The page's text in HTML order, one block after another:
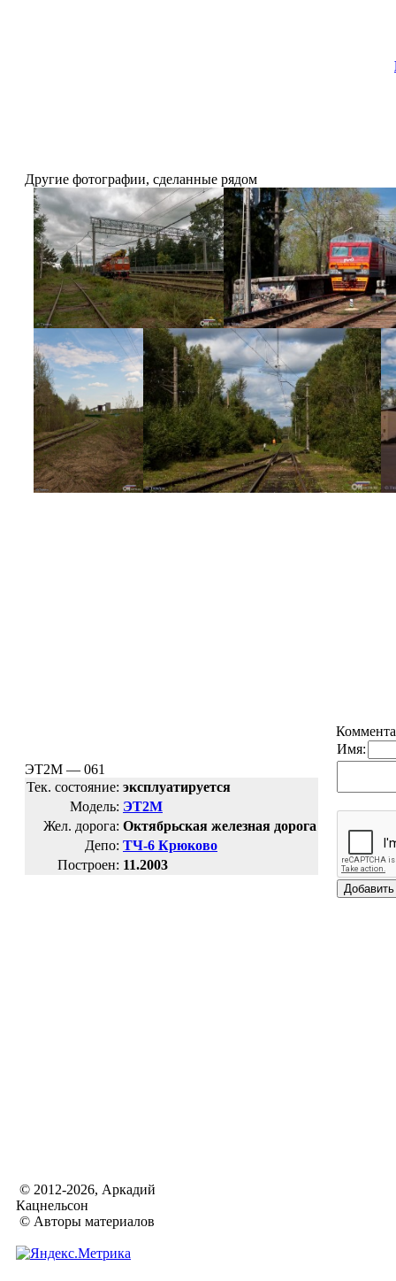
Другие фотографии, сделанные рядом
ЭТ2М — 061
Тек. состояние: эксплуатируется
Модель: ЭТ2М
Жел. дорога: Октябрьская железная дорога
Депо: ТЧ-6 Крюково
Построен: 11.2003
Имя:
© 2012-2026, Аркадий
Кацнельсон
© Авторы материалов